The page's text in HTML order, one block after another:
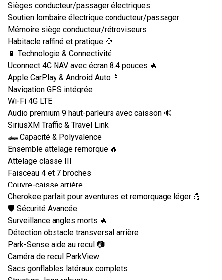
Sièges conducteur/passager électriques
Soutien lombaire électrique conducteur/passager
Mémoire siège conducteur/rétroviseurs
Habitacle raffiné et pratique 💎
📱 Technologie & Connectivité
Uconnect 4C NAV avec écran 8.4 pouces 🔥
Apple CarPlay & Android Auto 📱
Navigation GPS intégrée
Wi-Fi 4G LTE
Audio premium 9 haut-parleurs avec caisson 🔊
SiriusXM Traffic & Travel Link
🛻 Capacité & Polyvalence
Ensemble attelage remorque 🔥
Attelage classe III
Faisceau 4 et 7 broches
Couvre-caisse arrière
Cherokee parfait pour aventures et remorquage léger 💪
🛡️ Sécurité Avancée
Surveillance angles morts 🔥
Détection obstacle transversal arrière
Park-Sense aide au recul 📷
Caméra de recul ParkView
Sacs gonflables latéraux complets